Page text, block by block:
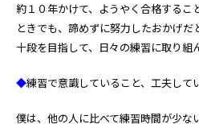
約１０年かけて、ようやく合格するこ
ときでも、諦めずに努力したおかげ
十段を目指して、日々の練習に取り組
◆練習で意識していること、工夫して
僕は、他の人に比べて練習時間が少な